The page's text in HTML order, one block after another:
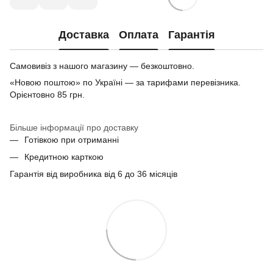
Доставка Оплата Гарантія
Самовивіз з нашого магазину — безкоштовно.
«Новою поштою» по Україні — за тарифами перевізника.
Орієнтовно 85 грн.
Більше інформації про доставку
Готівкою при отриманні
Кредитною карткою
Гарантія від виробника від 6 до 36 місяців